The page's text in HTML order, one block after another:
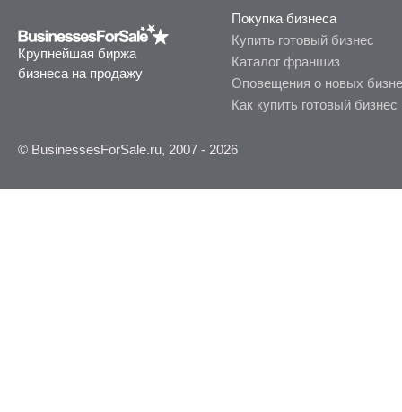
Крупнейшая биржа
бизнеса на продажу
Покупка бизнеса
Купить готовый бизнес
Каталог франшиз
Оповещения о новых
Как купить готовый бизнес
© BusinessesForSale.ru, 2007 - 2026